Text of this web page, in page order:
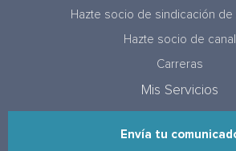
Hazte socio de sindicación de
Hazte socio de canal
Carreras
Mis Servicios
Envía tu